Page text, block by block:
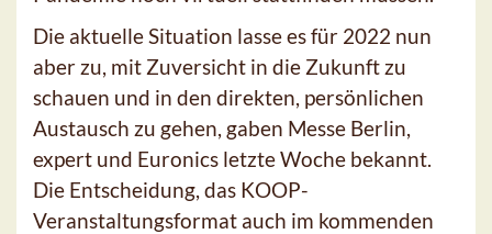
Die aktuelle Situation lasse es für 2022 nun
aber zu, mit Zuversicht in die Zukunft zu
schauen und in den direkten, persönlichen
Austausch zu gehen, gaben Messe Berlin,
expert und Euronics letzte Woche bekannt.
Die Entscheidung, das KOOP-
Veranstaltungsformat auch im kommenden